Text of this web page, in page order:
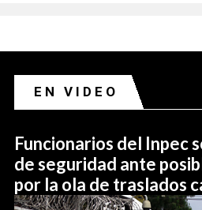
EN VIDEO
Funcionarios del Inpec
de seguridad ante
por la ola de traslados